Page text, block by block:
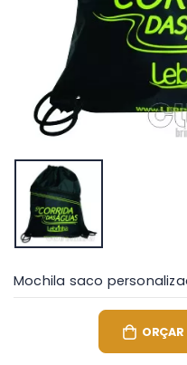
Mochila saco
ORÇAR